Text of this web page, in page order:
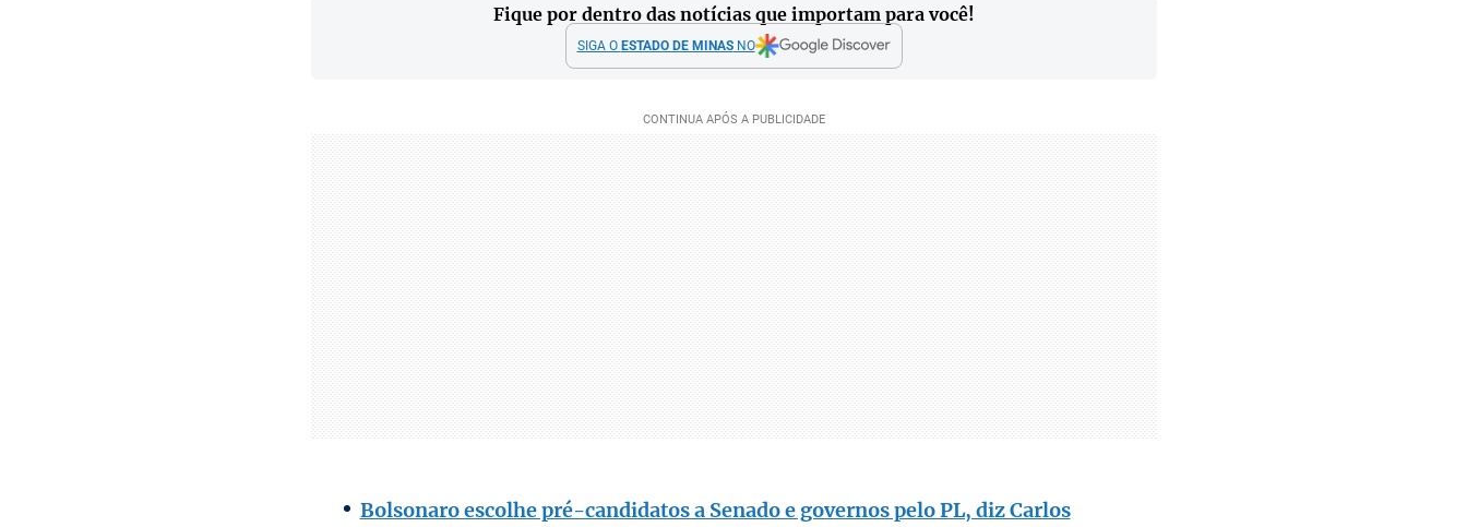
Fique por dentro das notícias que importam para você!
SIGA O ESTADO DE MINASNO
Bolsonaro escolhe pré-candidatos a Senado e governos pelo PL, diz Carlos